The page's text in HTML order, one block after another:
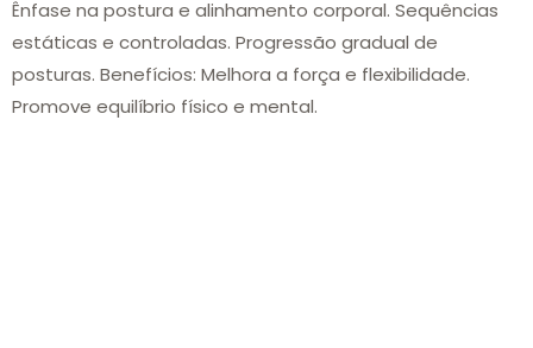
Ênfase na postura e alinhamento corporal. Sequências
estáticas e controladas. Progressão gradual de
posturas. Benefícios: Melhora a força e flexibilidade.
Promove equilíbrio físico e mental.